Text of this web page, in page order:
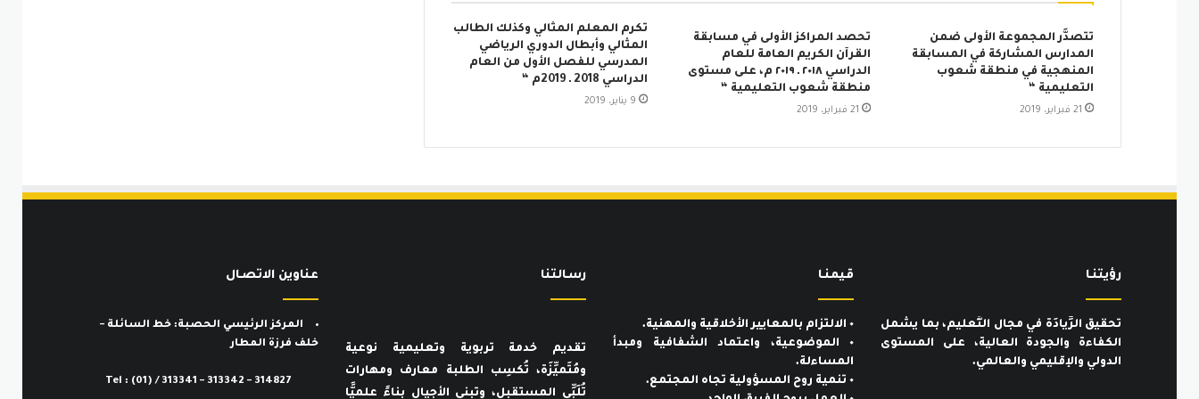
تتصدَّر المجموعة الأولى ضمن
المدارس المشاركة في المسابقة
المنهجية في منطقة شعوب
التعليمية “
21 فبراير، 2019
تحصد المراكز الأولى في مسابقة
القرآن الكريم العامة للعام
الدراسي ٢٠١٨ ـ ٢٠١٩ م، على مستوى
منطقة شعوب التعليمية “
21 فبراير، 2019
تكرم المعلم المثالي وكذلك الطالب
المثالي وأبطال الدوري الرياضي
المدرسي للفصل الأول من العام
الدراسي 2018 ـ 2019م “
9 يناير، 2019
رؤيتنـا
تحقيق الرِّيادَة في مجال التَّعليم، بما يشمل
الكفاءة والجودة العالية، على المستوى
الدولي والإقليمي والعالمي.
قيمنـا
٠ الالتزام بالمعايير الأخلاقية والمهنية.
٠ الموضوعية، واعتماد الشفافية ومبدأ
المساءلة.
٠ تنمية روح المسؤولية تجاه المجتمع.
رسـالتنا
تقديم خدمة تربوية وتعليمية نوعية
ومُتَميِّزَة، تُكسِب الطلبة معارف ومهارات
تُلَبِّي المستقبل، وتبني الأجيال بناءً علميًّا
عناوين الاتصـال
المركز الرئيسي الحصبة: خط السائلة –
خلف فرزة المطار
Tel : (01) / 313341 – 313342 – 314827